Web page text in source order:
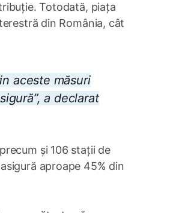
Totodată, piața
din România, cât
aceste măsuri
a declarat
și 106 stații de
aproape 45% din